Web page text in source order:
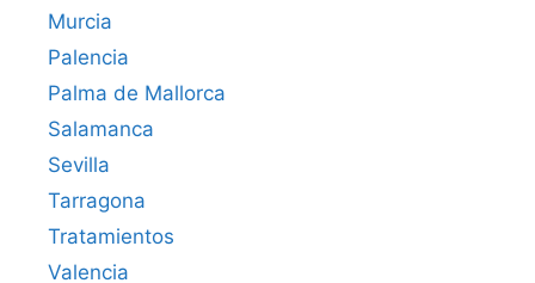
Murcia
Palencia
Palma de Mallorca
Salamanca
Sevilla
Tarragona
Tratamientos
Valencia